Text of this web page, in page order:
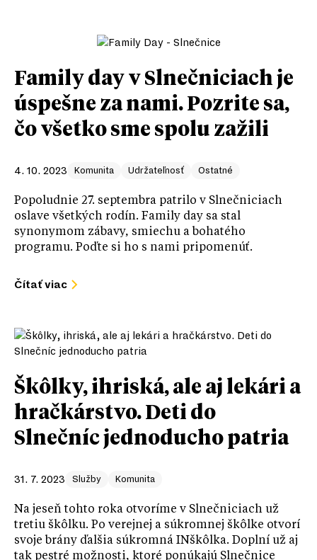
Family day v Slnečniciach je
úspešne za nami. Pozrite sa,
čo všetko sme spolu zažili
4. 10. 2023 Komunita Udržateľnosť Ostatné
Popoludnie 27. septembra patrilo v Slnečniciach
oslave všetkých rodín. Family day sa stal
synonymom zábavy, smiechu a bohatého
programu. Poďte si ho s nami pripomenúť.
Čítať viac
Škôlky, ihriská, ale aj lekári a
hračkárstvo. Deti do
Slnečníc jednoducho patria
31. 7. 2023 Služby Komunita
Na jeseň tohto roka otvoríme v Slnečniciach už
tretiu škôlku. Po verejnej a súkromnej škôlke otvorí
svoje brány ďalšia súkromná INškôlka. Doplní už aj
tak pestré možnosti, ktoré ponúkajú Slnečnice